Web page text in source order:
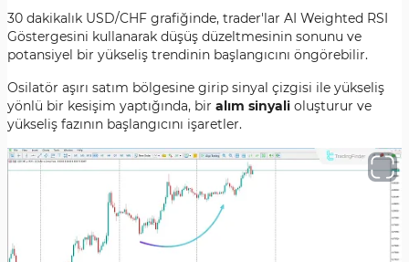
30 dakikalık USD/CHF grafiğinde, trader'lar AI Weighted RSI
Göstergesini kullanarak düşüş düzeltmesinin sonunu ve
potansiyel bir yükseliş trendinin başlangıcını öngörebilir.
Osilatör aşırı satım bölgesine girip sinyal çizgisi ile yükseliş
yönlü bir kesişim yaptığında, bir alım sinyali oluşturur ve
yükseliş fazının başlangıcını işaretler.